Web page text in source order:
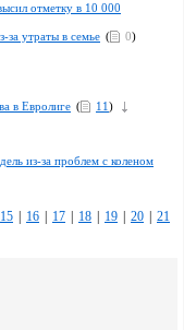
отметку в 10 000
утраты в семье ( 0)
в Евролиге ( 11)
из-за проблем с коленом
15 16 17 18 19 20
21